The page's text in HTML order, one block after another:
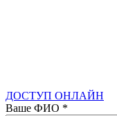
ДОСТУП ОНЛАЙН
Ваше ФИО *